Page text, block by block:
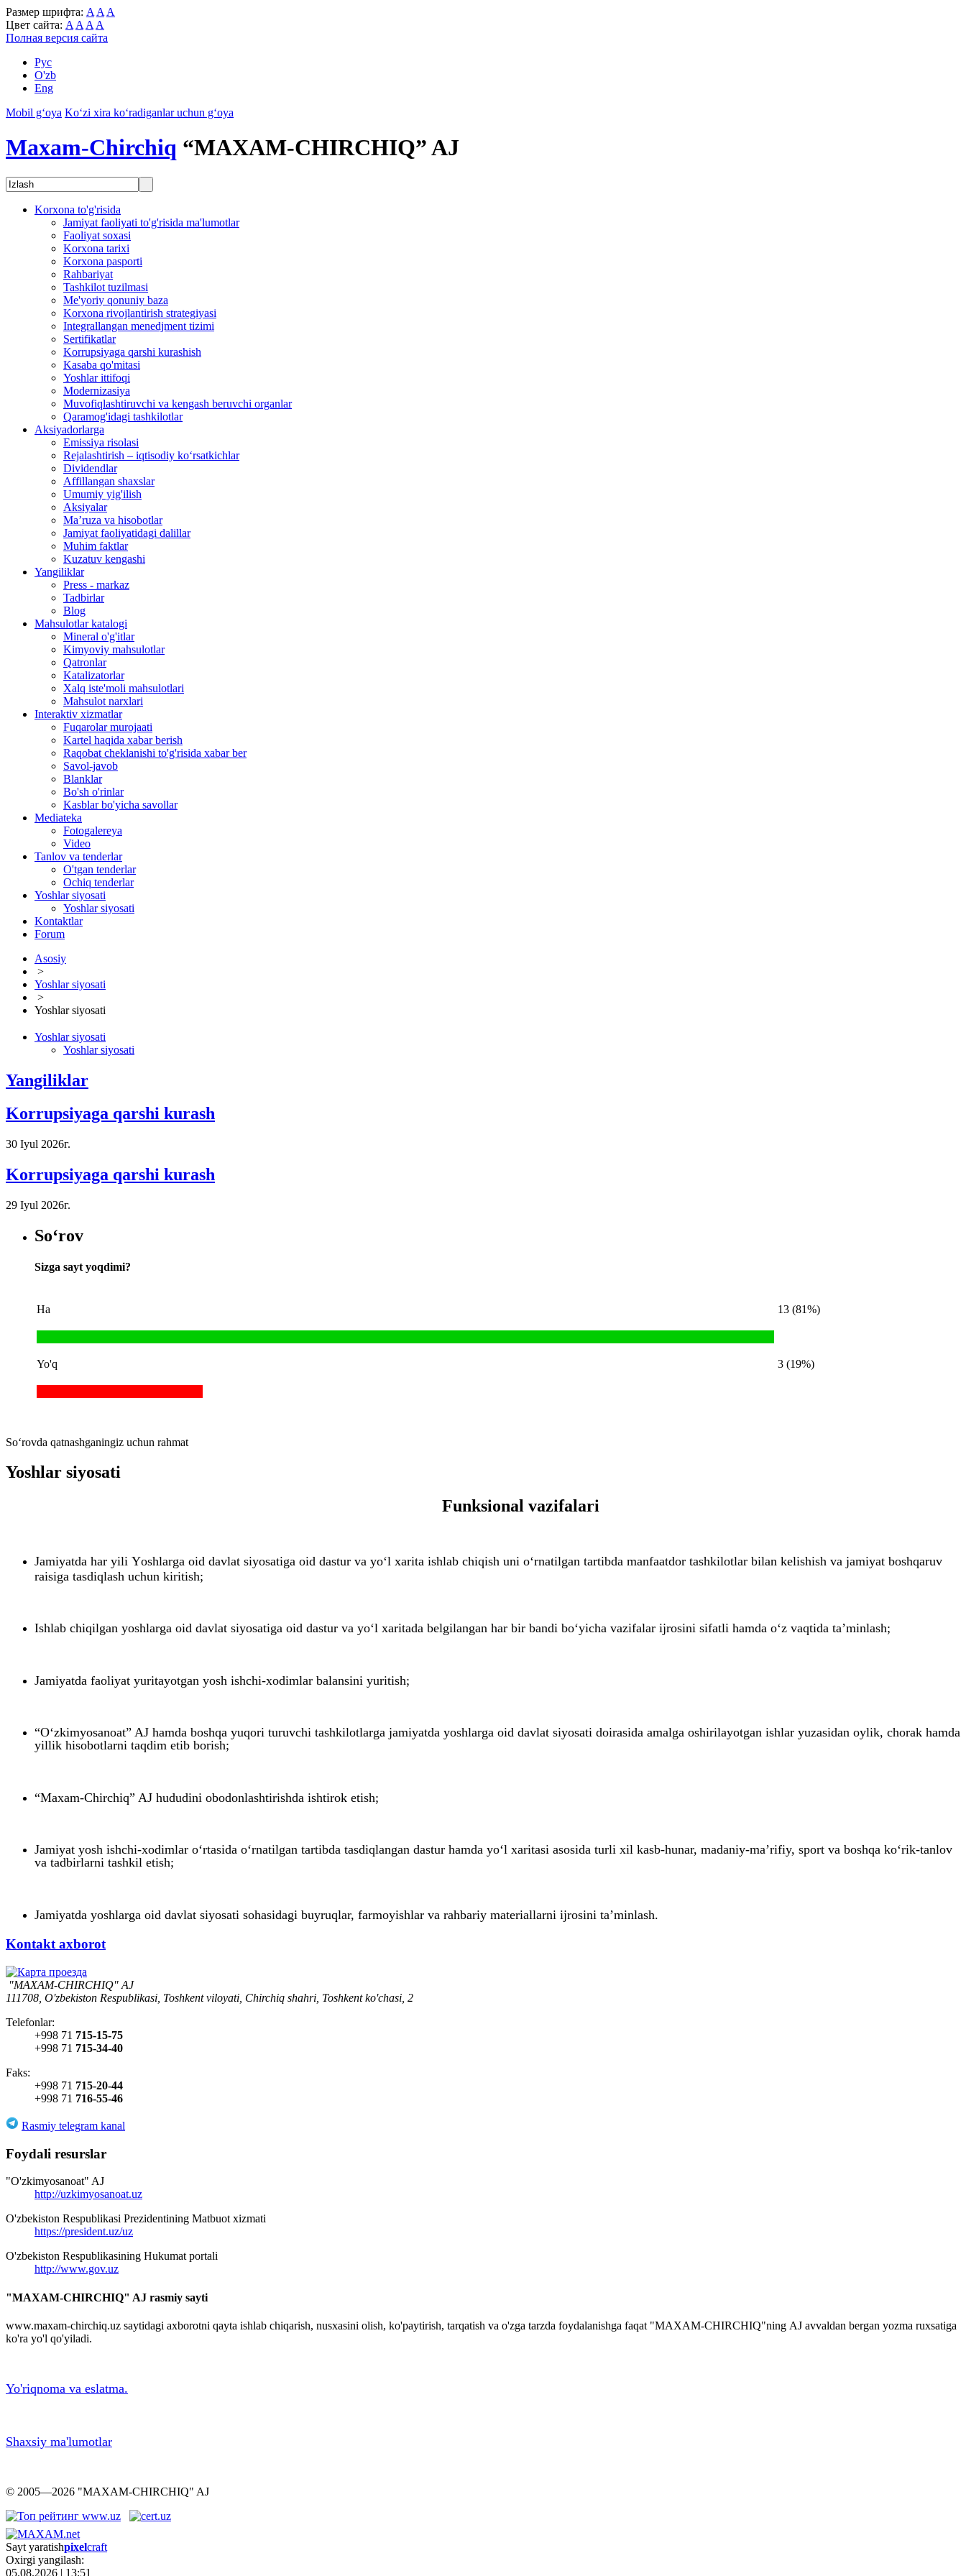
Размер шрифта: A A A
Цвет сайта: A A A A
Полная версия сайта
Рус
O'zb
Eng
Mobil g‘oya Ko‘zi xira ko‘radiganlar uchun g‘oya
Maxam-Chirchiq “MAXAM-CHIRCHIQ” AJ
Korxona to'g'risida
Jamiyat faoliyati to'g'risida ma'lumotlar
Faoliyat soxasi
Korxona tarixi
Korxona pasporti
Rahbariyat
Tashkilot tuzilmasi
Me'yoriy qonuniy baza
Korxona rivojlantirish strategiyasi
Integrallangan menedjment tizimi
Sertifikatlar
Korrupsiyaga qarshi kurashish
Kasaba qo'mitasi
Yoshlar ittifoqi
Modernizasiya
Muvofiqlashtiruvchi va kengash beruvchi organlar
Qaramog'idagi tashkilotlar
Aksiyadorlarga
Emissiya risolasi
Rejalashtirish – iqtisodiy ko‘rsatkichlar
Dividendlar
Affillangan shaxslar
Umumiy yig'ilish
Aksiyalar
Ma’ruza va hisobotlar
Jamiyat faoliyatidagi dalillar
Muhim faktlar
Kuzatuv kengashi
Yangiliklar
Press - markaz
Tadbirlar
Blog
Mahsulotlar katalogi
Mineral o'g'itlar
Kimyoviy mahsulotlar
Qatronlar
Katalizatorlar
Xalq iste'moli mahsulotlari
Mahsulot narxlari
Interaktiv xizmatlar
Fuqarolar murojaati
Kartel haqida xabar berish
Raqobat cheklanishi to'g'risida xabar ber
Savol-javob
Blanklar
Bo'sh o'rinlar
Kasblar bo'yicha savollar
Mediateka
Fotogalereya
Video
Tanlov va tenderlar
O'tgan tenderlar
Ochiq tenderlar
Yoshlar siyosati
Yoshlar siyosati
Kontaktlar
Forum
Asosiy
>
Yoshlar siyosati
>
Yoshlar siyosati
Yoshlar siyosati
Yoshlar siyosati
Yangiliklar
Korrupsiyaga qarshi kurash
30 Iyul 2026г.
Korrupsiyaga qarshi kurash
29 Iyul 2026г.
So‘rov
Sizga sayt yoqdimi?
Ha 13 (81%)
Yo'q 3 (19%)
So‘rovda qatnashganingiz uchun rahmat
Yoshlar siyosati
Funksional vazifalari
Jamiyatda har yili Yoshlarga oid davlat siyosatiga oid dastur va yo‘l xarita ishlab chiqish uni o‘rnatilgan tartibda manfaatdor tashkilotlar bilan kelishish va jamiyat boshqaruv
raisiga tasdiqlash uchun kiritish;
Ishlab chiqilgan yoshlarga oid davlat siyosatiga oid dastur va yo‘l xaritada belgilangan har bir bandi bo‘yicha vazifalar ijrosini sifatli hamda o‘z vaqtida ta’minlash;
Jamiyatda faoliyat yuritayotgan yosh ishchi-xodimlar balansini yuritish;
“O‘zkimyosanoat” AJ hamda boshqa yuqori turuvchi tashkilotlarga jamiyatda yoshlarga oid davlat siyosati doirasida amalga oshirilayotgan ishlar yuzasidan oylik, chorak hamda
yillik hisobotlarni taqdim etib borish;
“Maxam-Chirchiq” AJ hududini obodonlashtirishda ishtirok etish;
Jamiyat yosh ishchi-xodimlar o‘rtasida o‘rnatilgan tartibda tasdiqlangan dastur hamda yo‘l xaritasi asosida turli xil kasb-hunar, madaniy-ma’rifiy, sport va boshqa ko‘rik-tanlov
va tadbirlarni tashkil etish;
Jamiyatda yoshlarga oid davlat siyosati sohasidagi buyruqlar, farmoyishlar va rahbariy materiallarni ijrosini ta’minlash.
Kontakt axborot
"MAXAM-CHIRCHIQ" AJ
111708, O'zbekiston Respublikasi, Toshkent viloyati, Chirchiq shahri, Toshkent ko'chasi, 2
Telefonlar:
+998 71 715-15-75
+998 71 715-34-40
Faks:
+998 71 715-20-44
+998 71 716-55-46
Rasmiy telegram kanal
Foydali resurslar
"O'zkimyosanoat" AJ
http://uzkimyosanoat.uz
O'zbekiston Respublikasi Prezidentining Matbuot xizmati
https://president.uz/uz
O'zbekiston Respublikasining Hukumat portali
http://www.gov.uz
"MAXAM-CHIRCHIQ" AJ rasmiy sayti
www.maxam-chirchiq.uz saytidagi axborotni qayta ishlab chiqarish, nusxasini olish, ko'paytirish, tarqatish va o'zga tarzda foydalanishga faqat "MAXAM-CHIRCHIQ"ning AJ avvaldan bergan yozma ruxsatiga
ko'ra yo'l qo'yiladi.
Yo'riqnoma va eslatma.
Shaxsiy ma'lumotlar
© 2005—2026 "MAXAM-CHIRCHIQ" AJ
Sayt yaratishpixelcraft
Oxirgi yangilash:
05.08.2026 | 13:51